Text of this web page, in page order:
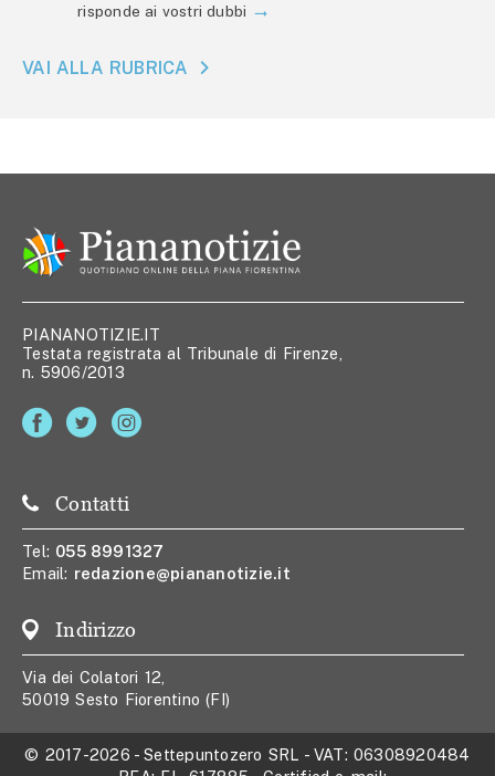
risponde ai vostri dubbi
VAI ALLA RUBRICA
PIANANOTIZIE.IT
Testata registrata al Tribunale di Firenze,
n. 5906/2013
Contatti
Tel: 055 8991327
Email: redazione@piananotizie.it
Indirizzo
Via dei Colatori 12,
50019 Sesto Fiorentino (FI)
© 2017-2026 -Settepuntozero SRL - VAT: 06308920484